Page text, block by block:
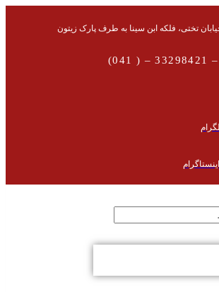
تختی، فلکه ابن سینا به طرف پارک زیتون